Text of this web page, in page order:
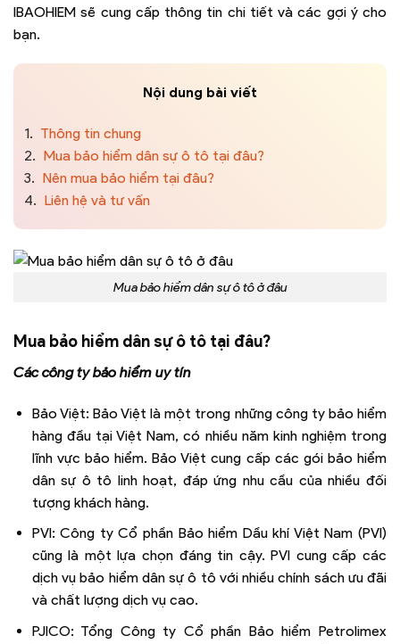
IBAOHIEM sẽ cung cấp thông tin chi tiết và các gợi ý cho
bạn.
Nội dung bài viết
1. Thông tin chung
2. Mua bảo hiểm dân sự ô tô tại đâu?
3. Nên mua bảo hiểm tại đâu?
4. Liên hệ và tư vấn
Mua bảo hiểm dân sự ô tô ở đâu
Mua bảo hiểm dân sự ô tô tại đâu?
Các công ty bảo hiểm uy tín
Bảo Việt: Bảo Việt là một trong những công ty bảo hiểm
hàng đầu tại Việt Nam, có nhiều năm kinh nghiệm trong
lĩnh vực bảo hiểm. Bảo Việt cung cấp các gói bảo hiểm
dân sự ô tô linh hoạt, đáp ứng nhu cầu của nhiều đối
tượng khách hàng.
PVI: Công ty Cổ phần Bảo hiểm Dầu khí Việt Nam (PVI)
cũng là một lựa chọn đáng tin cậy. PVI cung cấp các
dịch vụ bảo hiểm dân sự ô tô với nhiều chính sách ưu đãi
và chất lượng dịch vụ cao.
PJICO: Tổng Công ty Cổ phần Bảo hiểm Petrolimex